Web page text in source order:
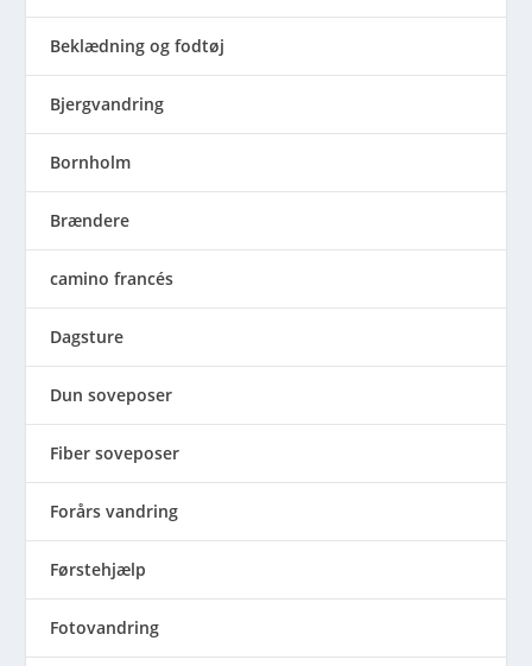
Beklædning og fodtøj
Bjergvandring
Bornholm
Brændere
camino francés
Dagsture
Dun soveposer
Fiber soveposer
Forårs vandring
Førstehjælp
Fotovandring